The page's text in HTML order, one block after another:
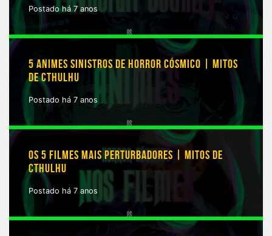
Postado há 7 anos
5 ANIMES SINISTROS DE HORROR CÓSMICO | MITOS
DE CTHULHU
Postado há 7 anos
OS 5 FILMES MAIS PERTURBADORES | MITOS DE
CTHULHU
Postado há 7 anos